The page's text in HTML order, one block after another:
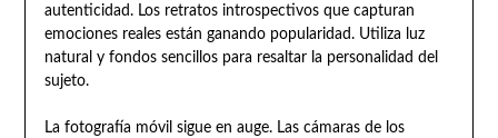
autenticidad. Los retratos introspectivos que capturan
emociones reales están ganando popularidad. Utiliza luz
natural y fondos sencillos para resaltar la personalidad del
sujeto.
La fotografía móvil sigue en auge. Las cámaras de los